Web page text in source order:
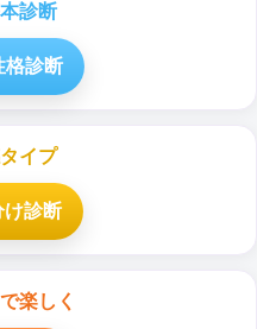
診断
格診断
イプ
け診断
楽しく